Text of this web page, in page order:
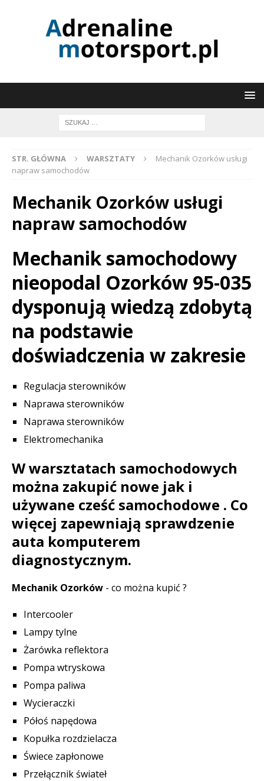
STR. GŁÓWNA WARSZTATY
Mechanik Ozorków usługi
napraw samochodów
Mechanik Ozorków usługi
napraw samochodów
Mechanik samochodowy
nieopodal Ozorków 95-035
dysponują wiedzą zdobytą
na podstawie
doświadczenia w zakresie
Regulacja sterowników
Naprawa sterowników
Naprawa sterowników
Elektromechanika
W warsztatach samochodowych
można zakupić nowe jak i
używane cześć samochodowe . Co
więcej zapewniają sprawdzenie
auta komputerem
diagnostycznym.
Mechanik Ozorków - co można kupić ?
Intercooler
Lampy tylne
Żarówka reflektora
Pompa wtryskowa
Pompa paliwa
Wycieraczki
Półoś napędowa
Kopułka rozdzielacza
Świece zapłonowe
Przełącznik świateł